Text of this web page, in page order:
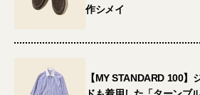
作シメイ
【MY STANDARD 100】